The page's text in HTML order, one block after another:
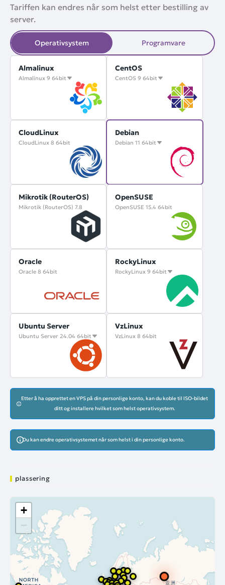
Tariffen kan endres når som helst etter bestilling av
server.
Operativsystem Programvare
Almalinux
Almalinux 9 64bit
CentOS
CentOS 9 64bit
CloudLinux
CloudLinux 8 64bit
Debian
Debian 11 64bit
Mikrotik (RouterOS)
Mikrotik (RouterOS) 7.8
OpenSUSE
OpenSUSE 15.4 64bit
Oracle
Oracle 8 64bit
RockyLinux
RockyLinux 9 64bit
Ubuntu Server
Ubuntu Server 24.04 64bit
VzLinux
VzLinux 8 64bit
Etter å ha opprettet en VPS på din personlige konto, kan du koble til ISO-bildet
ditt og installere hvilket som helst operativsystem.
Du kan endre operativsystemet når som helst i din personlige konto.
plassering
+